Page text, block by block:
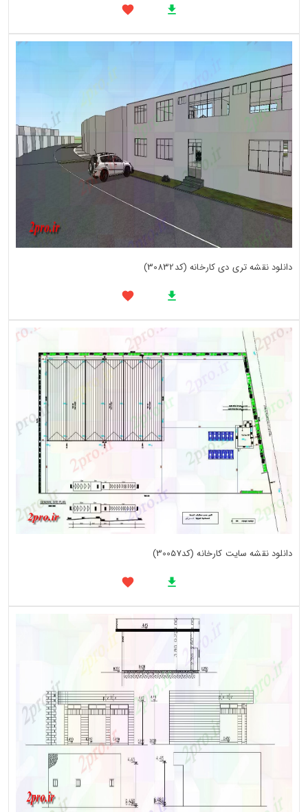
دانلود نقشه تری دی کارخانه (کد30832)
دانلود نقشه سایت کارخانه (کد30057)